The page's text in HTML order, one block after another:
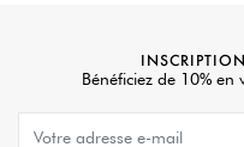
Bénéficiez de 10%